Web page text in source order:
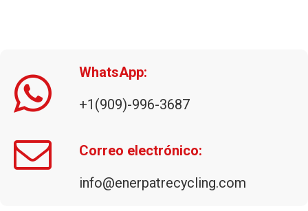
WhatsApp:
+1(909)-996-3687
Correo electrónico:
info@enerpatrecycling.com